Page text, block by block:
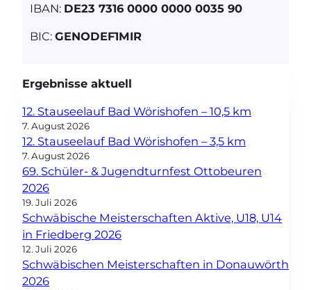
IBAN: DE23 7316 0000 0000 0035 90
BIC:GENODEF1MIR
Ergebnisse aktuell
12. Stauseelauf Bad Wörishofen – 10,5 km
7. August 2026
12. Stauseelauf Bad Wörishofen – 3,5 km
7. August 2026
69. Schüler- & Jugendturnfest Ottobeuren
2026
19. Juli 2026
Schwäbische Meisterschaften Aktive, U18, U14
in Friedberg 2026
12. Juli 2026
Schwäbischen Meisterschaften in Donauwörth
2026